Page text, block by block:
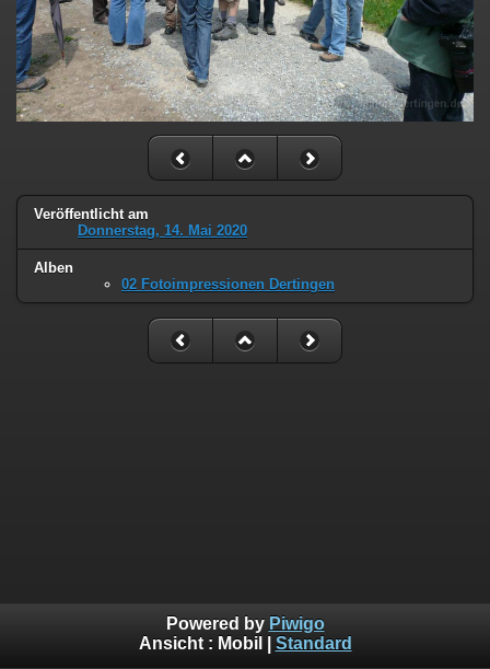
Veröffentlicht am
Donnerstag, 14. Mai 2020
Alben
02 Fotoimpressionen Dertingen
Powered by Piwigo
Ansicht : Mobil Standard